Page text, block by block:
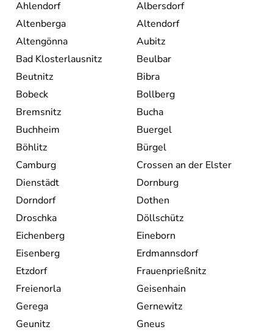
Ahlendorf
Albersdorf
Altenberga
Altendorf
Altengönna
Aubitz
Bad Klosterlausnitz
Beulbar
Beutnitz
Bibra
Bobeck
Bollberg
Bremsnitz
Bucha
Buchheim
Buergel
Böhlitz
Bürgel
Camburg
Crossen an der Elster
Dienstädt
Dornburg
Dorndorf
Dothen
Droschka
Döllschütz
Eichenberg
Eineborn
Eisenberg
Erdmannsdorf
Etzdorf
Frauenprießnitz
Freienorla
Geisenhain
Gerega
Gernewitz
Geunitz
Gneus